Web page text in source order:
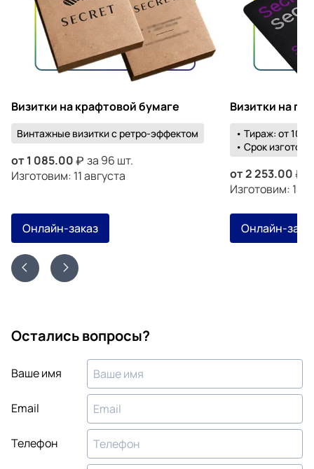
Визитки на крафтовой бумаге
Винтажные визитки с ретро-эффектом
от 1 085.00
за 96 шт.
Изготовим: 11 августа
Онлайн-заказ
Визитки на
• Тираж: от 100
• Срок
от2 253.00
Изготовим: 14
Онлайн-
Остались вопросы?
Ваше имя
Email
Телефон